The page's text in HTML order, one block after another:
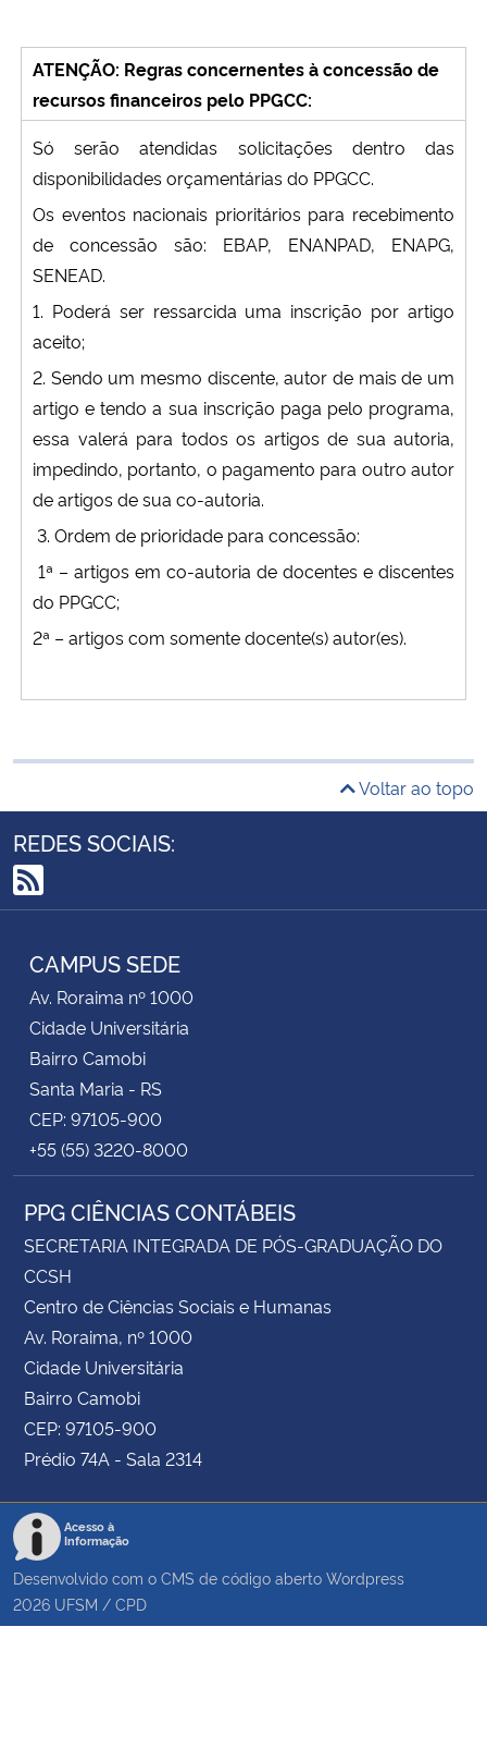
ATENÇÃO: Regras concernentes à concessão de
recursos financeiros pelo PPGCC:
Só serão atendidas solicitações dentro das
disponibilidades orçamentárias do PPGCC.
Os eventos nacionais prioritários para recebimento
de concessão são: EBAP, ENANPAD, ENAPG,
SENEAD.
1. Poderá ser ressarcida uma inscrição por artigo
aceito;
2. Sendo um mesmo discente, autor de mais de um
artigo e tendo a sua inscrição paga pelo programa,
essa valerá para todos os artigos de sua autoria,
impedindo, portanto, o pagamento para outro autor
de artigos de sua co-autoria.
3. Ordem de prioridade para concessão:
1ª – artigos em co-autoria de docentes e discentes
do PPGCC;
2ª – artigos com somente docente(s) autor(es).
Voltar ao topo
REDES SOCIAIS:
RSS
CAMPUS SEDE
Av. Roraima nº 1000
Cidade Universitária
Bairro Camobi
Santa Maria - RS
CEP: 97105-900
+55 (55) 3220-8000
PPG CIÊNCIAS CONTÁBEIS
SECRETARIA INTEGRADA DE PÓS-GRADUAÇÃO DO
CCSH
Centro de Ciências Sociais e Humanas
Av. Roraima, nº 1000
Cidade Universitária
Bairro Camobi
CEP: 97105-900
Prédio 74A - Sala 2314
Acesso à
Informação
Desenvolvido com o CMS de código aberto Wordpress
2026 UFSM / CPD